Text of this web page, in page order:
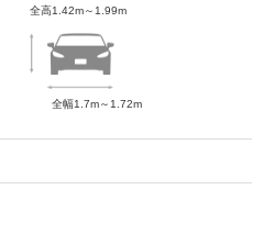
全高1.42m～1.99m
全幅1.7m～1.72m